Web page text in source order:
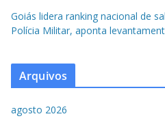
Goiás lidera ranking nacional de
Polícia Militar, aponta
Arquivos
agosto 2026